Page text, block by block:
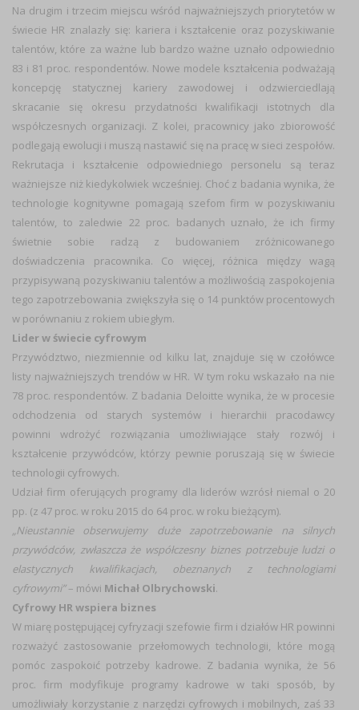
Na drugim i trzecim miejscu wśród najważniejszych priorytetów w
świecie HR znalazły się: kariera i kształcenie oraz pozyskiwanie
talentów, które za ważne lub bardzo ważne uznało odpowiednio
83 i 81 proc. respondentów. Nowe modele kształcenia podważają
koncepcję statycznej kariery zawodowej i odzwierciedlają
skracanie się okresu przydatności kwalifikacji istotnych dla
współczesnych organizacji. Z kolei, pracownicy jako zbiorowość
podlegają ewolucji i muszą nastawić się na pracę w sieci zespołów.
Rekrutacja i kształcenie odpowiedniego personelu są teraz
ważniejsze niż kiedykolwiek wcześniej. Choć z badania wynika, że
technologie kognitywne pomagają szefom firm w pozyskiwaniu
talentów, to zaledwie 22 proc. badanych uznało, że ich firmy
świetnie sobie radzą z budowaniem zróżnicowanego
doświadczenia pracownika. Co więcej, różnica między wagą
przypisywaną pozyskiwaniu talentów a możliwością zaspokojenia
tego zapotrzebowania zwiększyła się o 14 punktów procentowych
w porównaniu z rokiem ubiegłym.
Lider w świecie cyfrowym
Przywództwo, niezmiennie od kilku lat, znajduje się w czołówce
listy najważniejszych trendów w HR. W tym roku wskazało na nie
78 proc. respondentów. Z badania Deloitte wynika, że w procesie
odchodzenia od starych systemów i hierarchii pracodawcy
powinni wdrożyć rozwiązania umożliwiające stały rozwój i
kształcenie przywódców, którzy pewnie poruszają się w świecie
technologii cyfrowych.
Udział firm oferujących programy dla liderów wzrósł niemal o 20
pp. (z 47 proc. w roku 2015 do 64 proc. w roku bieżącym).
„Nieustannie obserwujemy duże zapotrzebowanie na silnych
przywódców, zwłaszcza że współczesny biznes potrzebuje ludzi o
elastycznych kwalifikacjach, obeznanych z technologiami
cyfrowymi”– mówi Michał Olbrychowski.
Cyfrowy HR wspiera biznes
W miarę postępującej cyfryzacji szefowie firm i działów HR powinni
rozważyć zastosowanie przełomowych technologii, które mogą
pomóc zaspokoić potrzeby kadrowe. Z badania wynika, że 56
proc. firm modyfikuje programy kadrowe w taki sposób, by
umożliwiały korzystanie z narzędzi cyfrowych i mobilnych, zaś 33